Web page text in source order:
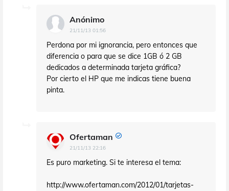
Anónimo
21/11/13 01:56
Perdona por mi ignorancia, pero entonces que
diferencia o para que se dice 1GB ó 2 GB
dedicados a determinada tarjeta gráfica?
Por cierto el HP que me indicas tiene buena
pinta.
Ofertaman
21/11/13 22:16
Es puro marketing. Si te interesa el tema:
http://www.ofertaman.com/2012/01/tarjetas-